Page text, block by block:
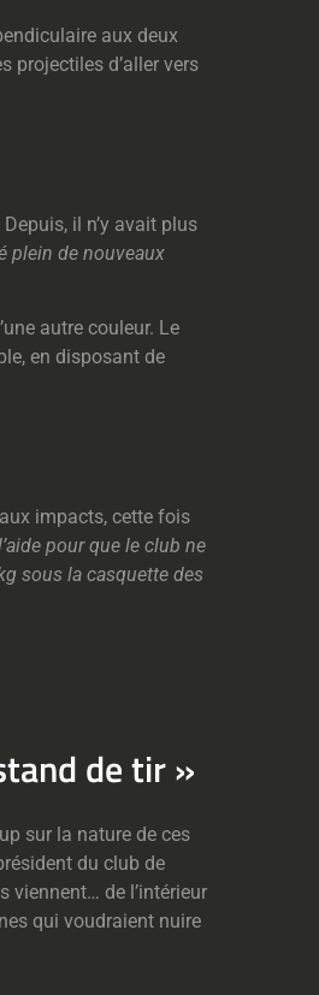
aux deux
projectiles d’aller vers
il n’y avait plus
plein de nouveaux
autre couleur. Le
en disposant de
impacts, cette fois
pour que le club ne
sous la casquette des
de tir »
sur la nature de ces
du club de
viennent… de l’intérieur
qui voudraient nuire